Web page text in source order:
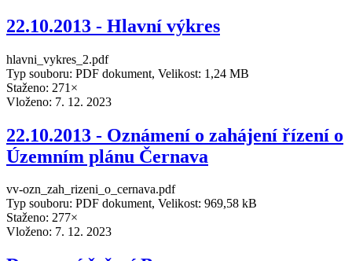
22.10.2013 - Hlavní výkres
hlavni_vykres_2.pdf
Typ souboru: PDF dokument, Velikost: 1,24 MB
Staženo: 271×
Vloženo: 7. 12. 2023
22.10.2013 - Oznámení o zahájení řízení o
Územním plánu Černava
vv-ozn_zah_rizeni_o_cernava.pdf
Typ souboru: PDF dokument, Velikost: 969,58 kB
Staženo: 277×
Vloženo: 7. 12. 2023